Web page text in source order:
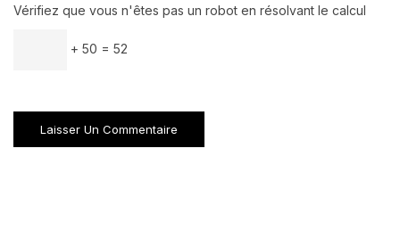
Vérifiez que vous n'êtes pas un robot en résolvant le calcul
+ 50 = 52